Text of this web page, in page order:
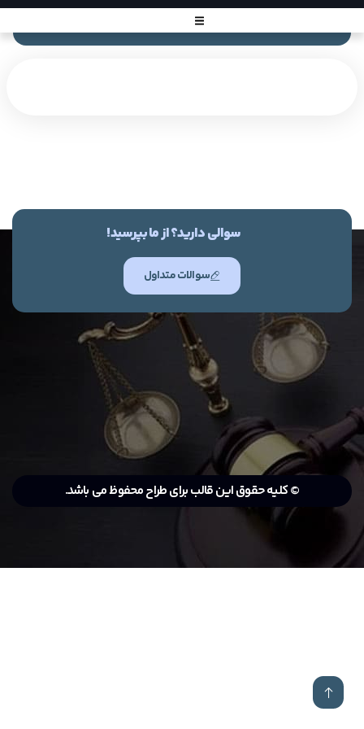
سوالی دارید؟ از ما بپرسید!
سوالات متداول
© کلیه حقوق این قالب برای طراح محفوظ می باشد.